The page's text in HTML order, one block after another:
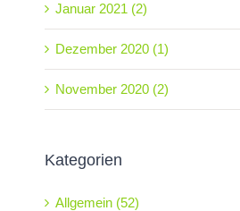
Januar 2021 (2)
Dezember 2020 (1)
November 2020 (2)
Kategorien
Allgemein (52)